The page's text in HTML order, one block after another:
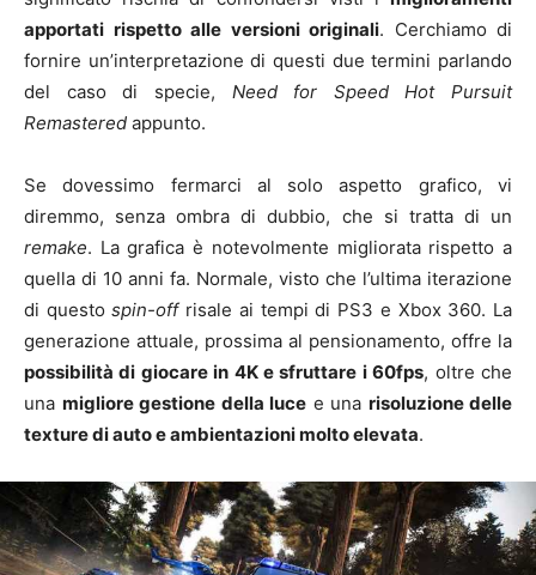
apportati rispetto alle versioni originali. Cerchiamo di
fornire un’interpretazione di questi due termini parlando
del caso di specie, Need for Speed Hot Pursuit
Remastered appunto.
Se dovessimo fermarci al solo aspetto grafico, vi
diremmo, senza ombra di dubbio, che si tratta di un
remake. La grafica è notevolmente migliorata rispetto a
quella di 10 anni fa. Normale, visto che l’ultima iterazione
di questospin-offrisale ai tempi di PS3 e Xbox 360. La
generazione attuale, prossima al pensionamento, offre la
possibilità di giocare in 4K e sfruttare i 60fps, oltre che
una migliore gestione della luce e una risoluzione delle
texture di auto e ambientazioni molto elevata.